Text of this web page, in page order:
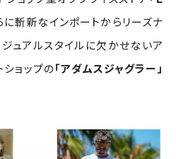
に斬新なインポートからリーズナ
ュアルスタイルに欠かせないア
ョップの「アダムスジャグラー」